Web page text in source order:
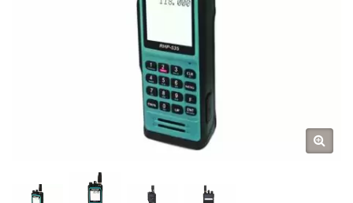
INALÁMBRICA DE
TAIWÁN | REXON